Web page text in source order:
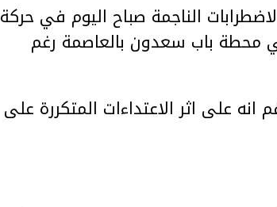
الناجمة صباح اليوم في حركة
محطة باب سعدون بالعاصمة رغم
على اثر الاعتداءات المتكررة على